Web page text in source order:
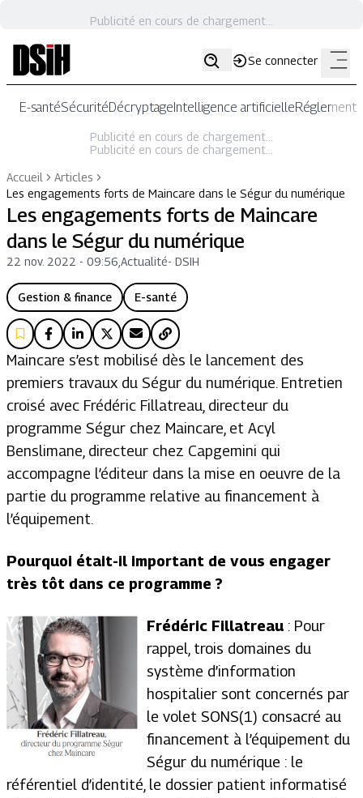
Publicité en cours de chargement...
Se connecter
E-santéSécuritéDécryptageIntelligence artificielle
Publicité en cours de chargement...
Publicité en cours de chargement...
Accueil
Articles
Les engagements forts de Maincare dans le Ségur du numérique
Les engagements forts de Maincare
dans le Ségur du numérique
22 nov. 2022 - 09:56 Actualité- DSIH
Gestion & finance E-santé
Maincare s’est mobilisé dès le lancement des
premiers travaux du Ségur du numérique. Entretien
croisé avec Frédéric Fillatreau, directeur du
programme Ségur chez Maincare, et Acyl
Benslimane, directeur chez Capgemini qui
accompagne l’éditeur dans la mise en oeuvre de la
partie du programme relative au financement à
l’équipement.
Pourquoi était-il important de vous engager
très tôt dans ce programme ?
Frédéric Fillatreau : Pour
rappel, trois domaines du
système d’information
hospitalier sont concernés par
le volet SONS(1) consacré au
financement à l’équipement du
Ségur du numérique : le
référentiel d’identité, le dossier patient informatisé